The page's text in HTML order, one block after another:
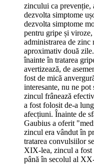
zincului ca prevenție,
dezvolta simptome
dezvolta simptome
pentru gripe și
administrarea de zinc
aproximativ două
înainte în tratarea
avertizează, de
fost de mică
interesante, nu ne
zincul frânează
a fost folosit de-a
afecțiuni. Înainte de
Gaubius a oferit
zincul era vândut în
tratarea convulsiilor
XIX-lea, zincul a fost
până în secolul al